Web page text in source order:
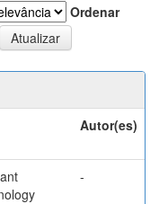
Ordenar
Autor(es)
-